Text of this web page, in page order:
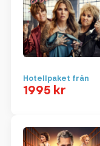
Hotellpaket från
1995 kr